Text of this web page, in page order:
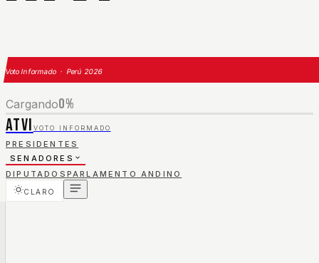
Voto Informado · Perú 2026
Cargando0%
ATVI VOTO INFORMADO
PRESIDENTES
SENADORES
DIPUTADOS PARLAMENTO ANDINO
CLARO